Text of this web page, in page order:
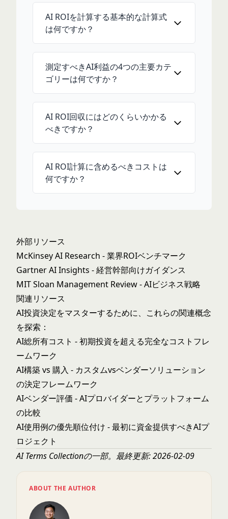
AI ROIを計算する基本的な計算式
は何ですか？
測定すべきAI利益の4つの主要カテ
ゴリーは何ですか？
AI ROI回収にはどのくらいかかる
べきですか？
AI ROI計算に含めるべきコストは
何ですか？
外部リソース
McKinsey AI Research - 業界ROIベンチマーク
Gartner AI Insights - 経営幹部向けガイダンス
MIT Sloan Management Review- AIビジネス戦略
関連リソース
AI投資決定をマスターするために、これらの関連概念
を探索：
AI総所有コスト - 初期投資を超える完全なコストフレ
ームワーク
AI構築 vs 購入 - カスタムvsベンダーソリューション
の決定フレームワーク
AIベンダー評価 - AIプロバイダーとプラットフォーム
の比較
AI使用例の優先順位付け - 最初に資金提供すべきAIプ
ロジェクト
AI Terms Collectionの一部。最終更新: 2026-02-09
ABOUT THE AUTHOR